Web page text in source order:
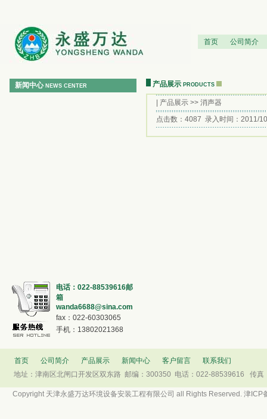
首页 公司简介
新闻中心 NEWS CENTER
电话：022-88539616邮
箱
wanda6688@sina.com
fax：022-60303065
手机：13802021368
产品展示 PRODUCTS
产品展示>> 消声器
点击数：4087 录入时间：2011/
首页 公司简介 产品展示 新闻中心 客户留言
联系我们
地址：津南区北闸口开发区双东路 邮编：300350 电话：022-88539616 传
Copyright 天津永盛万达环境设备安装工程有限公司 all Rights Reserved. 津ICP